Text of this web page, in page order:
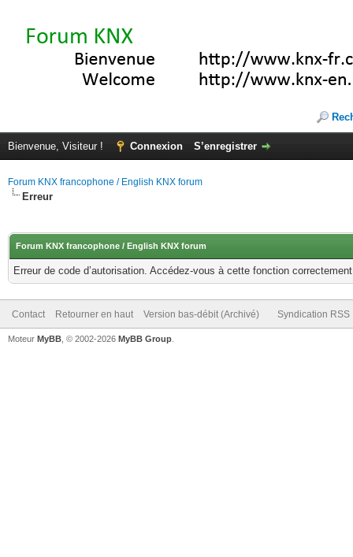
Bienvenue, Visiteur ! Connexion S’enregistrer
Forum KNX francophone / English KNX forum
Erreur
Forum KNX francophone / English KNX forum
Erreur de code d’autorisation. Accédez-vous à cette fonction
Contact Retourner en haut Version bas-débit (Archivé) Syndication RSS
Moteur MyBB , © 2002-2026 MyBB Group